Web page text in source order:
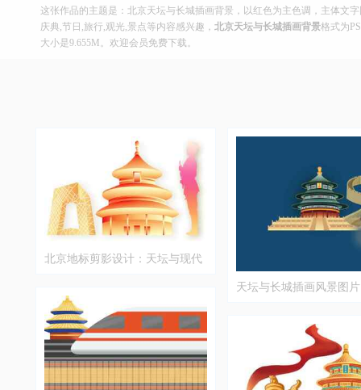
这张作品的主题是：北京天坛与长城插画背景，以红色为主色调，主体文
庆典,节日,旅行,观光,景点等内容感兴趣， 北京天坛与长城插画背景格式为
大小是9.655M。欢迎会员免费下载。
北京地标剪影设计：天坛与现代
天坛与长城插画风景图片